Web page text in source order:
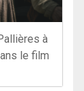
à
le film